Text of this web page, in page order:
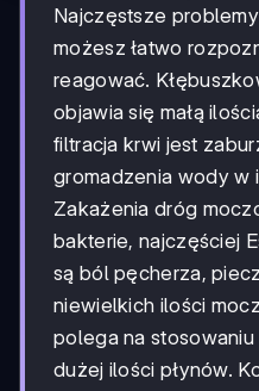
Najczęstsze
możesz łatwo
reagować.
objawia się małą
filtracja krwi jest
gromadzenia wody w
Zakażenia dróg
bakterie, najczęściej
są ból pęcherza,
niewielkich ilości
polega na
dużej ilości płynów.